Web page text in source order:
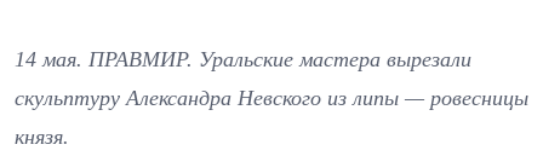
14 мая. ПРАВМИР. Уральские мастера вырезали
скульптуру Александра Невского из липы — ровесницы
князя.